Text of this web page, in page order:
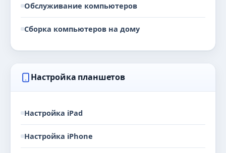
Обслуживание компьютеров
Сборка компьютеров на дому
Настройка планшетов
Настройка iPad
Настройка iPhone